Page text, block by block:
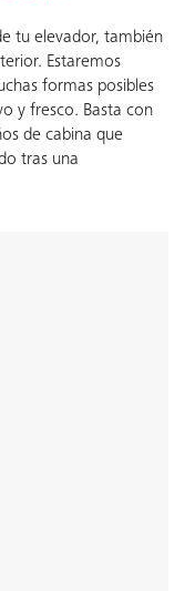
tu elevador, también
Estaremos
formas posibles
y fresco. Basta con
de cabina que
tras una